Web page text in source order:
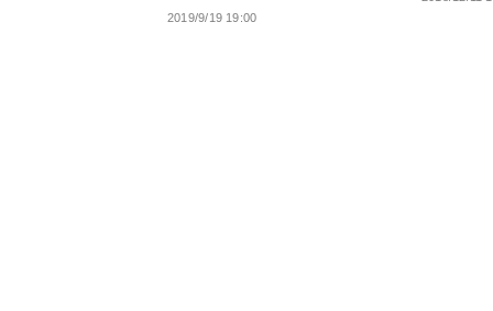
2019/9/19 19:00